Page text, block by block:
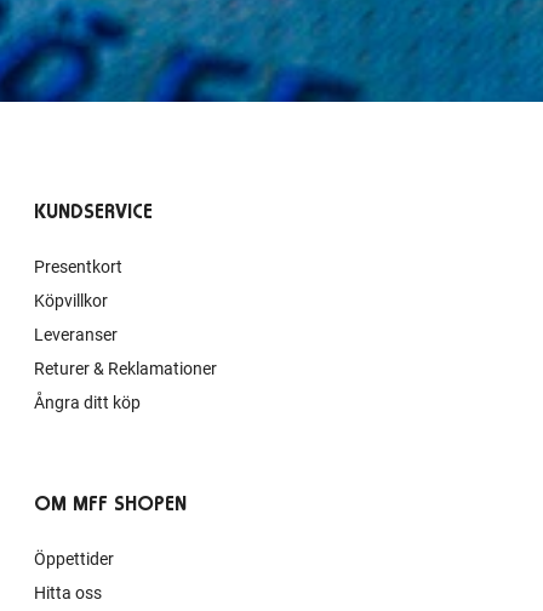
KUNDSERVICE
Presentkort
Köpvillkor
Leveranser
Returer & Reklamationer
Ångra ditt köp
OM MFF SHOPEN
Öppettider
Hitta oss